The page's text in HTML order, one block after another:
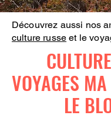
Découvrez aussi nos
culture russe et le
VOYAGES
LE